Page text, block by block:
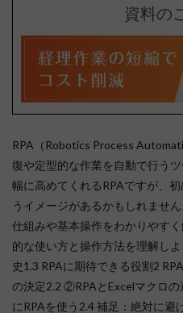
資料の
RPA（Robotics Process
復や定型的な作業を自動で行う
幅に高めてくれるRPAですが、
うイメージがあるかもしれませ
仕組みや基本操作をわかりやす
的な使い方と操作方法を理解し
史1.3 RPAに期待できる役割2
の決定2.2 ②RPAとExcelマクロ
にRPAを使う2.4 補足：絶対に避